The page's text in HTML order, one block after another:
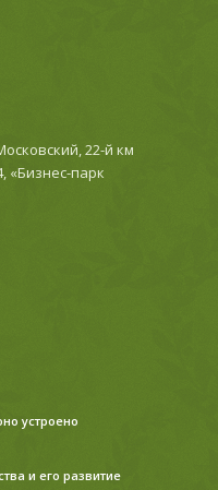
22-й км
«Бизнес-парк
устроено
и его развитие